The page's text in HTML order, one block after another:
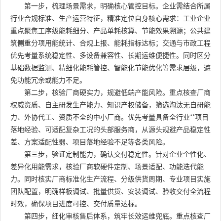
第一步，梳理场景需求，明确核心管控目标。企业需结合所属
行业合规标准、生产运营特征，精准定位自身核心需求：工业企业
重点聚焦工序级能耗细分、产品单耗核算、节能效果溯源；公共建
筑侧重分项用能统计、合规上报、能耗指标达标；交通与市政工程
优先考量系统稳定性、多设备兼容性、长期运维便捷性。同时区分
基础数据监测、精细化能耗管控、智能化节能优化等需求层级，避
免功能冗余或能力不足。
第二步，核验厂商硬实力，规避低端产能风险。重点核查厂商
权威资质、自主研发生产能力、知识产权储备，筛选淘汰无自研能
力、外协代工、资质不全的中小厂商。优先考量具备全行业**项目
落地经验、可适配复杂工况的头部服务商，从源头规避产品稳定性
差、方案适配性弱、项目落地经验不足等各类风险。
第三步，验证定制能力，确认交付稳定性。针对企业个性化、
差异化用能需求，核验厂商软硬件定制、场景适配、功能迭代能
力。同时核实厂商标准化生产流程、分级供货周期、专业项目实施
团队配置，明确样板调试、批量供货、安装调试、验收交付全流程
时效，确保项目进度可控、交付质量达标。
第四步，细化审核售后体系，筑牢长效运维兜底。重点核查厂